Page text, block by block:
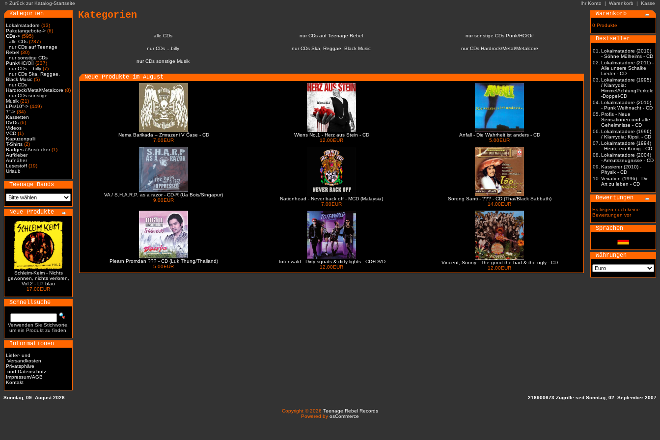
» Zurück zur Katalog-Startseite Ihr Konto | Warenkorb | Kasse
Kategorien
Lokalmatadore (13)
Paketangebote-> (6)
CDs-> (595)
alle CDs (287)
nur CDs auf Teenage
Rebel (30)
nur sonstige CDs
Punk/HC/Oi! (237)
nur CDs ...billy (7)
nur CDs Ska, Reggae,
Black Music (5)
nur CDs
Hardrock/Metal/Metalcore (8)
nur CDs sonstige
Musik (21)
LPs/10"-> (449)
7"-> (34)
Kassetten
DVDs (6)
Videos
VCD (1)
Kapuzenpulli
T-Shirts (2)
Badges / Anstecker(1)
Aufkleber
Aufnäher
Lesestoff (19)
Urlaub
Teenage Bands
Neue Produkte
Schleim-Keim - Nichts
gewonnen, nichts verloren,
Vol.2 - LP blau
17.00EUR
Schnellsuche
Verwenden Sie Stichworte,
um ein Produkt zu finden.
Informationen
Liefer- und
Versandkosten
Privatsphäre
und Datenschutz
Impressum/AGB
Kontakt
Kategorien
alle CDs nur CDs auf Teenage Rebel nur sonstige CDs Punk/HC/Oi!
nur CDs ...billy nur CDs Ska, Reggae, Black Music nur CDs Hardrock/Metal/Metalcore
nur CDs sonstige Musik
Neue Produkte im August
Nema Barikada – Zmrazeni V Čase - CD
7.00EUR
Wiens No.1 - Herz aus Stein - CD
12.00EUR
Anfall - Die Wahrheit ist anders - CD
5.00EUR
VA / S.H.A.R.P. as a razor - CD-R (Ua Bois/Singapur)
9.00EUR
Nationhead - Never back off - MCD (Malaysia)
7.00EUR
Soreng Santi - ??? - CD (Thai/Black Sabbath)
14.00EUR
Plearn Promdan ??? - CD (Luk Thung/Thailand)
5.00EUR
Totenwald - Dirty squats & dirty lights - CD+DVD
12.00EUR
Vincent, Sonny - The good the bad & the ugly - CD
12.00EUR
Warenkorb
0 Produkte
Bestseller
01.
Lokalmatadore (2010)
- Söhne Mülheims - CD
02. Lokalmatadore (2011) -
Alle unsere Schalke
Lieder - CD
03. Lokalmatadore (1995)
/ Klamydia:
HimmelAchtungPerkele
-Doppel-CD
04. Lokalmatadore (2010)
- Punk Weihnacht - CD
05. Profis - Neue
Sensationen und alte
Geheimnisse - CD
06. Lokalmatadore (1996)
/ Klamydia: Kipsi. - CD
07. Lokalmatadore (1994)
- Heute ein König - CD
08. Lokalmatadore (2004)
- Armutszeugnisse - CD
09. Kassierer (2010) -
Physik - CD
10. Vexation (1996) - Die
Art zu leben - CD
Bewertungen
Es liegen noch keine
Bewertungen vor
Sprachen
Währungen
Sonntag, 09. August 2026 216900673 Zugriffe seit Sonntag, 02. September 2007
Copyright © 2026 Teenage Rebel Records
Powered by osCommerce